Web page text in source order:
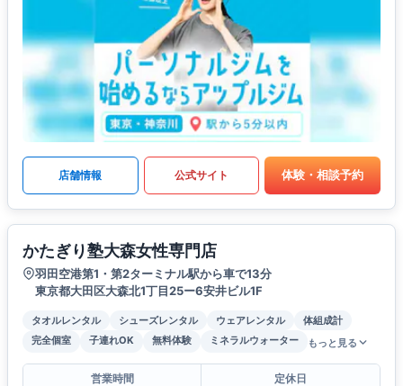
店舗情報 公式サイト 体験・相談予約
かたぎり塾大森女性専門店
羽田空港第1・第2ターミナル駅から車で13分
東京都大田区大森北1丁目25ー6安井ビル1F
タオルレンタル シューズレンタル ウェアレンタル
体組成計
完全個室
子連れOK 無料体験 ミネラルウォーター もっと見る
営業時間
定休日